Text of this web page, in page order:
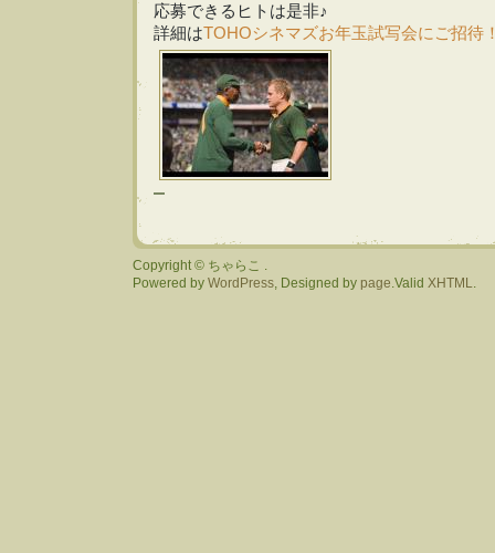
応募できるヒトは是非♪
詳細はTOHOシネマズお年玉試写会にご招待
Copyright © ちゃらこ .
Powered by WordPress, Designed by page.Valid XHTML.